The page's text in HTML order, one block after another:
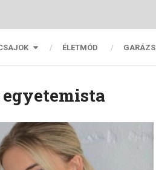
ÉLETMÓD GARÁZS
egyetemista